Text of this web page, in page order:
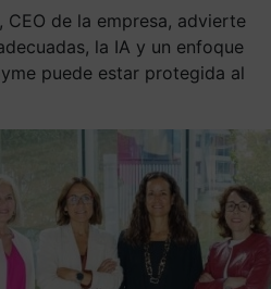
de la empresa, advierte
la IA y un enfoque
puede estar protegida al